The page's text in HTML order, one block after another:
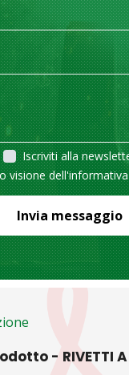
Iscriviti alla
visione
Invia messaggio
- RIVETTI A